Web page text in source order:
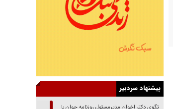
پیشنهاد سردبیر
گفتگوی دکتر اخوان مدیرمسئول روزنامه جوان با